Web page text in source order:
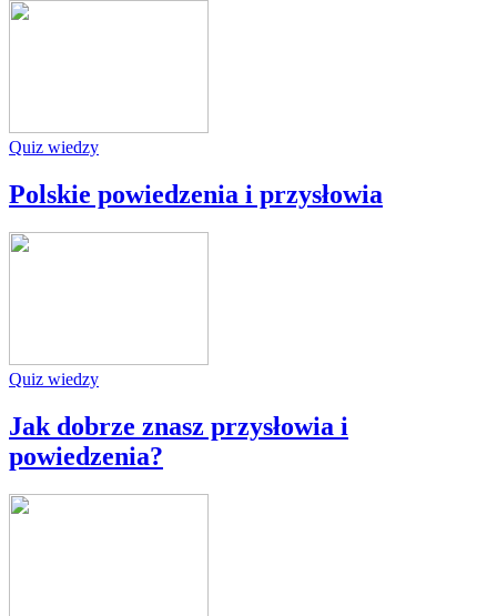
Quiz wiedzy
Polskie powiedzenia i przysłowia
Quiz wiedzy
Jak dobrze znasz przysłowia i
powiedzenia?